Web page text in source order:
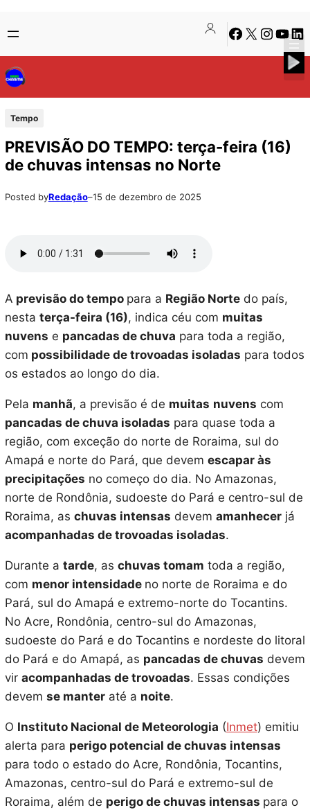
para
o
conteúdo
to
content
Facebook
X Instagram
Tempo
PREVISÃO DO TEMPO: terça-feira (16)
de chuvas intensas no Norte
Posted byRedação–15 de dezembro de 2025
A previsão do tempo para a Região Nortedo país,
nesta terça-feira (16), indica céu com muitas
nuvens e pancadas de chuva para toda a região,
com possibilidade de trovoadas isoladas para todos
os estados ao longo do dia.
Pela manhã, a previsão é de muitas nuvens com
pancadas de chuva isoladas para quase toda a
região, com exceção do norte de Roraima, sul do
Amapá e norte do Pará, que devem escapar às
precipitações no começo do dia. No Amazonas,
norte de Rondônia, sudoeste do Pará e centro-sul de
Roraima, as chuvas intensas devem amanhecerjá
acompanhadas de trovoadas isoladas.
Durante a tarde, as chuvas tomam toda a região,
com menor intensidade no norte de Roraima e do
Pará, sul do Amapá e extremo-norte do Tocantins.
No Acre, Rondônia, centro-sul do Amazonas,
sudoeste do Pará e do Tocantins e nordeste do litoral
do Pará e do Amapá, as pancadas de chuvas devem
vir acompanhadas de trovoadas. Essas condições
devem se manteraté a noite.
O Instituto Nacional de Meteorologia (Inmet) emitiu
alerta para perigo potencial de chuvas intensas
para todo o estado do Acre, Rondônia, Tocantins,
Amazonas, centro-sul do Pará e extremo-sul de
Roraima, além de perigo de chuvas intensas para o